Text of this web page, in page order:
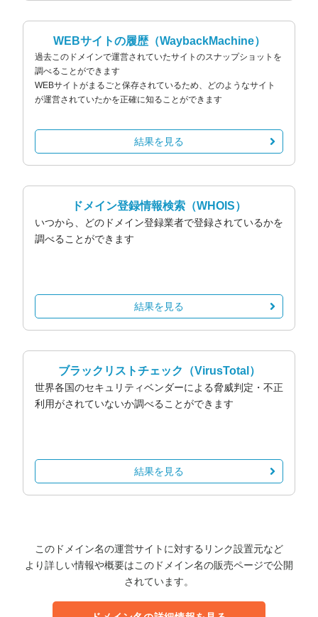
WEBサイトの履歴（WaybackMachine）
過去このドメインで運営されていたサイトのスナップショットを
調べることができます
WEBサイトがまるごと保存されているため、どのようなサイト
が運営されていたかを正確に知ることができます
結果を見る
ドメイン登録情報検索 （WHOIS）
いつから、どのドメイン登録業者で登録されているかを
調べることができます
結果を見る
ブラックリストチェック （VirusTotal）
世界各国のセキュリティベンダーによる脅威判定・不正
利用がされていないか調べることができます
結果を見る
このドメイン名の運営サイトに対するリンク設置元など
より詳しい情報や概要はこのドメイン名の販売ページで公開
されています。